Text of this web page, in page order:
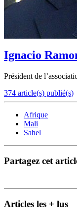
Ignacio
Président de
374 article(s) publié(s)
Afrique
Mali
Sahel
Partagez cet
Articles les + lus